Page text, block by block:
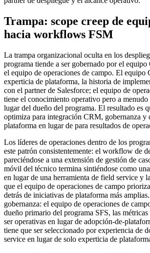
Trampa: scope creep de
hacia workflows FSM
La trampa organizacional oculta en los
programa tiende a ser gobernado por el
el equipo de operaciones de campo. El equipo
experticia de plataforma, la historia de
con el partner de Salesforce; el equipo de
tiene el conocimiento operativo pero a menudo
lugar del dueño del programa. El resultado es
optimiza para integración CRM, gobernanza y
plataforma en lugar de para resultados de
Los líderes de operaciones dentro de los
este patrón consistentemente: el workflow de
pareciéndose a una extensión de gestión de
móvil del técnico termina sintiéndose como
en lugar de una herramienta de field service y
que el equipo de operaciones de campo
detrás de iniciativas de plataforma más
gobernanza: el equipo de operaciones de
dueño primario del programa SFS, las
ser operativas en lugar de adopción-de-
tiene que ser seleccionado por experiencia de
service en lugar de solo experticia de